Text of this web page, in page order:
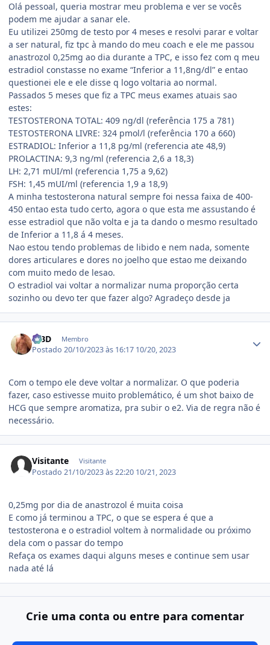
Olá pessoal, queria mostrar meu problema e ver se vocês
podem me ajudar a sanar ele.
Eu utilizei 250mg de testo por 4 meses e resolvi parar e voltar
a ser natural, fiz tpc à mando do meu coach e ele me passou
anastrozol 0,25mg ao dia durante a TPC, e isso fez com q meu
estradiol constasse no exame “Inferior a 11,8ng/dl” e entao
questionei ele e ele disse q logo voltaria ao normal.
Passados 5 meses que fiz a TPC meus exames atuais sao
estes:
TESTOSTERONA TOTAL: 409 ng/dl (referência 175 a 781)
TESTOSTERONA LIVRE: 324 pmol/l (referência 170 a 660)
ESTRADIOL: Inferior a 11,8 pg/ml (referencia ate 48,9)
PROLACTINA: 9,3 ng/ml (referencia 2,6 a 18,3)
LH: 2,71 mUI/ml (referencia 1,75 a 9,62)
FSH: 1,45 mUI/ml (referencia 1,9 a 18,9)
A minha testosterona natural sempre foi nessa faixa de 400-
450 entao esta tudo certo, agora o que esta me assustando é
esse estradiol que não volta e ja ta dando o mesmo resultado
de Inferior a 11,8 á 4 meses.
Nao estou tendo problemas de libido e nem nada, somente
dores articulares e dores no joelho que estao me deixando
com muito medo de lesao.
O estradiol vai voltar a normalizar numa proporção certa
sozinho ou devo ter que fazer algo? Agradeço desde ja
MBD Membro
Postado20/10/2023 às 16:17 10/20, 2023
Com o tempo ele deve voltar a normalizar. O que poderia
fazer, caso estivesse muito problemático, é um shot baixo de
HCG que sempre aromatiza, pra subir o e2. Via de regra não é
necessário.
Visitante Visitante
Postado21/10/2023 às 22:20 10/21, 2023
0,25mg por dia de anastrozol é muita coisa
E como já terminou a TPC, o que se espera é que a
testosterona e o estradiol voltem à normalidade ou próximo
dela com o passar do tempo
Refaça os exames daqui alguns meses e continue sem usar
nada até lá
Crie uma conta ou entre para comentar